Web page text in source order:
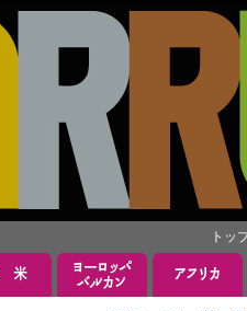
トッ